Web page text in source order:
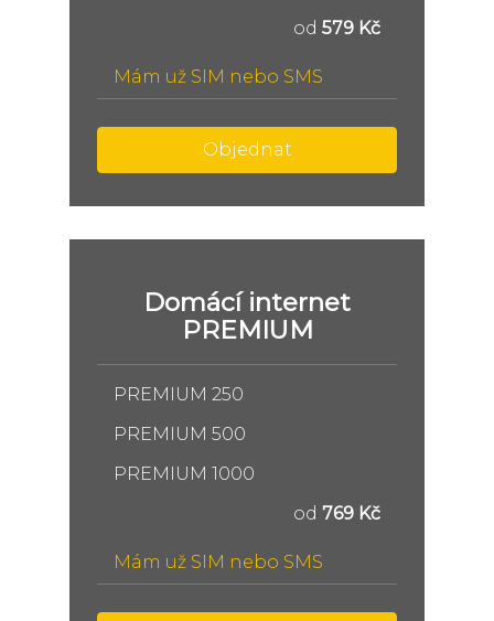
od 579 Kč
Mám už SIM nebo SMS
Objednat
Domácí internet
PREMIUM
PREMIUM 250
PREMIUM 500
PREMIUM 1000
od 769 Kč
Mám už SIM nebo SMS